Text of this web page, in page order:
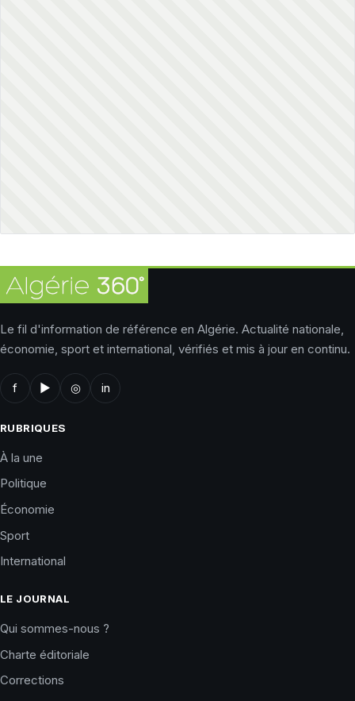
Le fil d'information de référence en Algérie. Actualité nationale,
économie, sport et international, vérifiés et mis à jour en continu.
f ▶ ◎ in
RUBRIQUES
À la une
Politique
Économie
Sport
International
LE JOURNAL
Qui sommes-nous ?
Charte éditoriale
Corrections